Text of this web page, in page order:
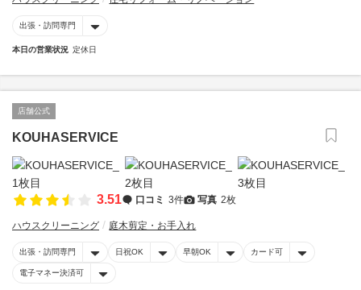
出張・訪問専門
本日の営業状況 定休日
店舗公式
KOUHASERVICE
3.51 口コミ 3件 写真 2枚
ハウスクリーニング 庭木剪定・お手入れ
出張・訪問専門 日祝OK 早朝OK カード可
電子マネー決済可